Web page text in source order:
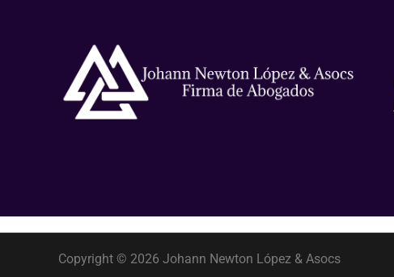
Copyright © 2026 Johann Newton López & Asocs